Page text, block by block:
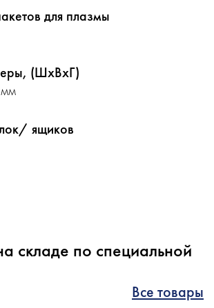
для плазмы
(ШхВхГ)
ящиков
складе по специальной
Все товары